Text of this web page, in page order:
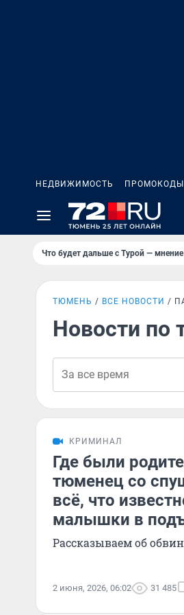
НЕДВИЖИМОСТЬ ПРОМОКОДЫ
Что будет дальше с Турой — мнение
ТЮМЕНЬ ВСЕ НОВОСТИ
Новости по
КРИМИНАЛ
Где были
тюменец со
всё, что
малышки в
Рассказываем об
2 июня, 2026, 06:02 31 485